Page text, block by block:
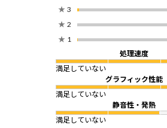
★ 3
★ 2
★ 1
処理速度
満足していない
グラフィック性能
満足していない
静音性・発熱
満足していない